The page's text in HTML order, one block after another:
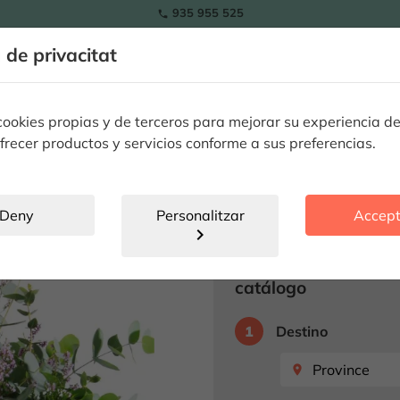
de privacitat
propias y de terceros para mejorar su experiencia
productos y servicios conforme a sus preferencias.
Deny Personalitzar
chevron_right
 935 955 525
Tulipes Flors
Estilós
Producte no
Seleccione
catálogo
1 Destino
place